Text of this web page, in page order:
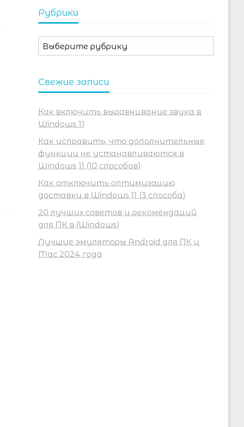
Рубрики
Рубрики
Свежие записи
Как включить выравнивание звука в
Windows 11
Как исправить, что дополнительные
функции не устанавливаются в
Windows 11 (10 способов)
Как отключить оптимизацию
доставки в Windows 11 (3 способа)
20 лучших советов и рекомендаций
для ПК в (Windows)
Лучшие эмуляторы Android для ПК и
Mac 2024 года